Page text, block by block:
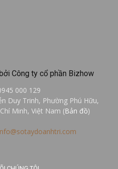
Công ty cổ phần Bizhow
000 129
Duy Trinh, Phường Phú Hữu,
Minh, Việt Nam (Bản đồ)